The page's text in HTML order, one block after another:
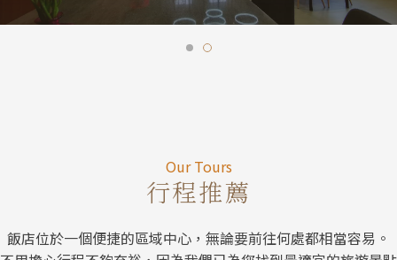
Our
Our Tours
行程推薦
飯店位於一個便捷的區域中心，無論要前往何處都相當容易。